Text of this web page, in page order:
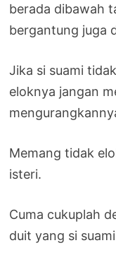
berada dibawah
bergantung juga
Jika si suami
eloknya jangan
Memang tidak
isteri.
Cuma cukuplah
duit yang si